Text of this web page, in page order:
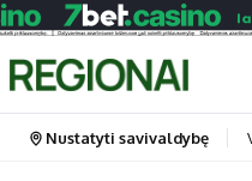
Nustatyti savivaldybę